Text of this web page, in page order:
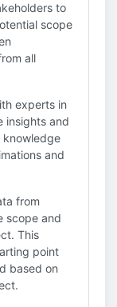
to
scope
all
experts in
insights and
knowledge
and
from
scope and
This
point
based on